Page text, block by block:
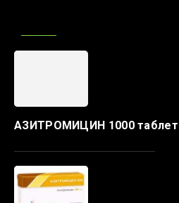
АЗИТРОМИЦИН 1000